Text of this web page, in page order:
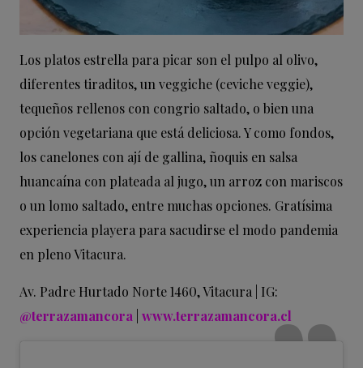
Los platos estrella para picar son el pulpo al olivo,
diferentes tiraditos, un veggiche (ceviche veggie),
tequeños rellenos con congrio saltado, o bien una
opción vegetariana que está deliciosa. Y como fondos,
los canelones con ají de gallina, ñoquis en salsa
huancaína con plateada al jugo, un arroz con mariscos
o un lomo saltado, entre muchas opciones. Gratísima
experiencia playera para sacudirse el modo pandemia
en pleno Vitacura.
Av. Padre Hurtado Norte 1460, Vitacura | IG:
@terrazamancora www.terrazamancora.cl